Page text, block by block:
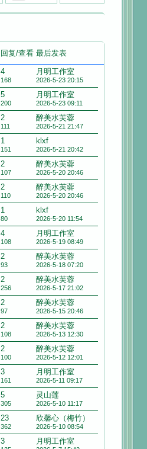
回复/查看 最后发表
4
168
月明工作室
2026-5-23 20:15
5
200
月明工作室
2026-5-23 09:11
2
111
醉美水芙蓉
2026-5-21 21:47
1
151
klxf
2026-5-21 20:42
2
107
醉美水芙蓉
2026-5-20 20:46
2
110
醉美水芙蓉
2026-5-20 20:46
1
80
klxf
2026-5-20 11:54
4
108
月明工作室
2026-5-19 08:49
2
93
醉美水芙蓉
2026-5-18 07:20
2
256
醉美水芙蓉
2026-5-17 21:02
2
97
醉美水芙蓉
2026-5-15 20:46
2
108
醉美水芙蓉
2026-5-13 12:30
2
100
醉美水芙蓉
2026-5-12 12:01
3
161
月明工作室
2026-5-11 09:17
5
305
灵山莲
2026-5-10 11:17
23
362
欣馨心（梅竹）
2026-5-10 08:54
3 月明工作室